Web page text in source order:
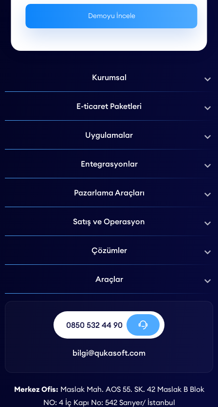
Kurumsal
E-ticaret Paketleri
Uygulamalar
Entegrasyonlar
Pazarlama Araçları
Satış ve Operasyon
Çözümler
Araçlar
0850 532 44 90
bilgi@qukasoft.com
Merkez Ofis: Maslak Mah. AOS 55. SK. 42 Maslak B Blok
NO: 4 İç Kapı No: 542 Sarıyer/ İstanbul